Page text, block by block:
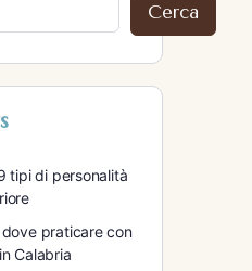
Cerca
tipi di personalità
praticare con
Calabria